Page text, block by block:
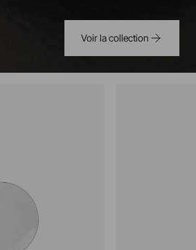
Voir la collection